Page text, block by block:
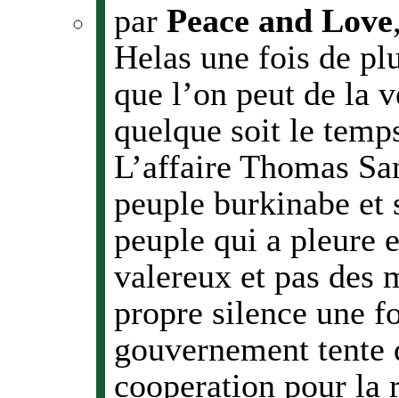
par Peace and Love
Helas une fois de
que l’on peut de la
quelque soit le
L’affaire Thomas
peuple burkinabe et
peuple qui a pleure
valereux et pas des
propre silence une
gouvernement
cooperation pour la